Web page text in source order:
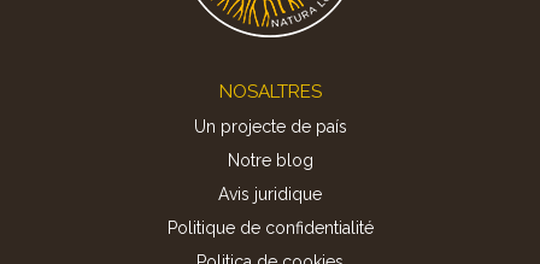
NOSALTRES
Un projecte de país
Notre blog
Avis juridique
Politique de confidentialité